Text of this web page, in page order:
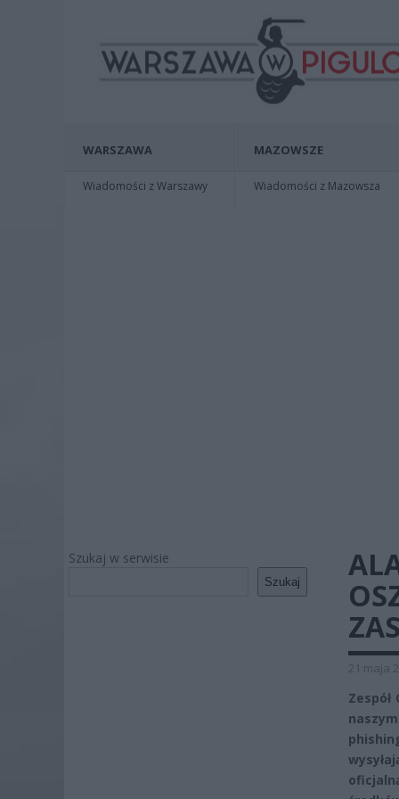
WARSZAWA
Wiadomości z Warszawy
MAZOWSZE
Wiadomości z Mazowsza
Szukaj w serwisie
Szukaj
21 maja